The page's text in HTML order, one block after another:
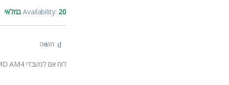
Availability: 20 במלאי
השווה
לוח אם למעבדי GIGABYTE X570S AORUS PRO AX rev 1.1 AMD AM4